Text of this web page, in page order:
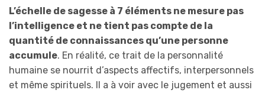
L’échelle de sagesse à 7 éléments ne mesure pas
l’intelligence et ne tient pas compte de la
quantité de connaissances qu’une personne
accumule. En réalité, ce trait de la personnalité
humaine se nourrit d’aspects affectifs, interpersonnels
et même spirituels. Il a à voir avec le jugement et aussi